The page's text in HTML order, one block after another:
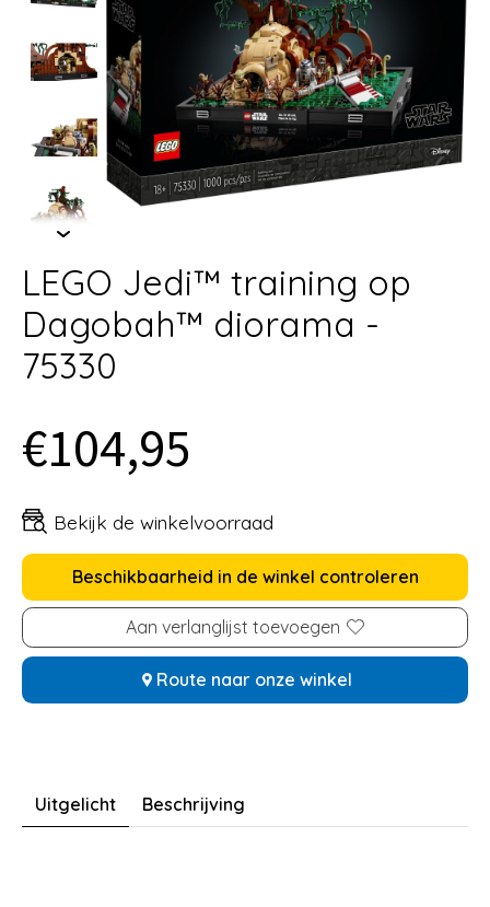
LEGO Jedi™ training op
Dagobah™ diorama -
75330
€104,95
Bekijk de winkelvoorraad
Beschikbaarheid in de winkel controleren
Aan verlanglijst toevoegen
Route naar onze winkel
Uitgelicht Beschrijving